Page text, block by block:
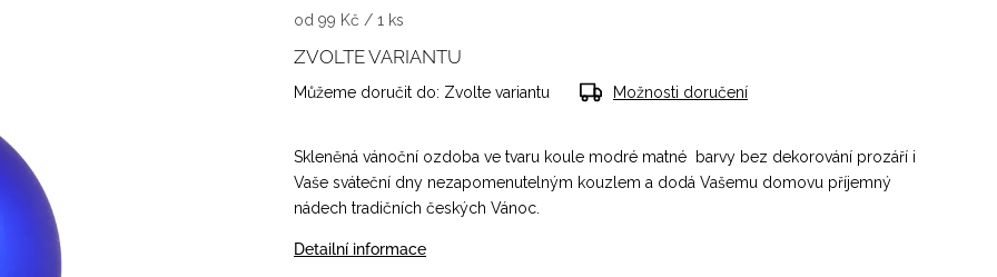
od 99 Kč / 1 ks
Skleněná vánoční ozdoba ve tvaru koule modré matné barvy bez dekorování prozáří i
Vaše sváteční dny nezapomenutelným kouzlem a dodá Vašemu domovu příjemný
nádech tradičních českých Vánoc.
Detailní informace
ZVOLTE VARIANTU
Můžeme doručit do: Zvolte variantu Možnosti doručení